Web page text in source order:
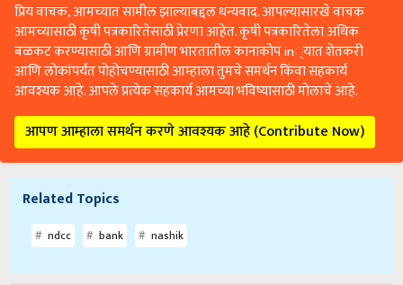
प्रिय वाचक, आमच्यात सामील झाल्याबद्दल धन्यवाद. आपल्यासारखे वाचक
आमच्यासाठी कृषी पत्रकारितेसाठी प्रेरणा आहेत. कृषी पत्रकारितेला अधिक
बळकट करण्यासाठी आणि ग्रामीण भारतातील कानाकोप in्यात शेतकरी
आणि लोकांपर्यंत पोहोचण्यासाठी आम्हाला तुमचे समर्थन किंवा सहकार्य
आवश्यक आहे. आपले प्रत्येक सहकार्य आमच्या भविष्यासाठी मोलाचे आहे.
आपण आम्हाला समर्थन करणे आवश्यक आहे (Contribute Now)
Related Topics
ndcc bank nashik